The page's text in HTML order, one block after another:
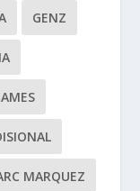
GENZ
MARQUEZ